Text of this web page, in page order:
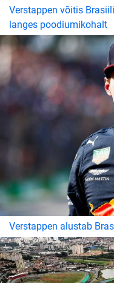
Verstappen võitis
langes poodiumikohalt
Verstappen alustab